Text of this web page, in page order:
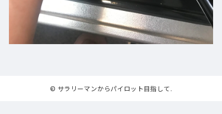
© サラリーマンからパイロット目指して.